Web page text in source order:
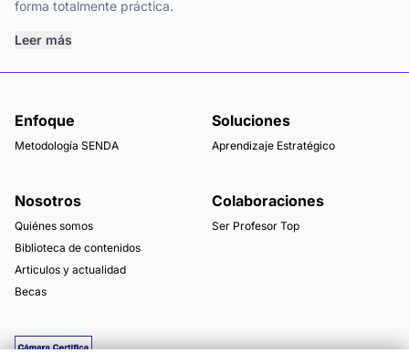
forma totalmente práctica.
Leer más
Enfoque
Metodología SENDA
Soluciones
Aprendizaje Estratégico
Nosotros
Quiénes somos
Biblioteca de contenidos
Articulos y actualidad
Becas
Colaboraciones
Ser Profesor Top